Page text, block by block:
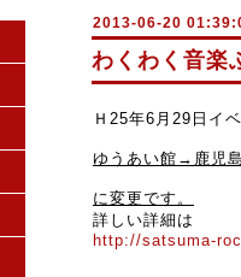
2013-06-20
わくわく音楽
Ｈ25年6月29日イ
ゆうあい館→鹿児
に変更です。
詳しい詳細は
http://satsuma-